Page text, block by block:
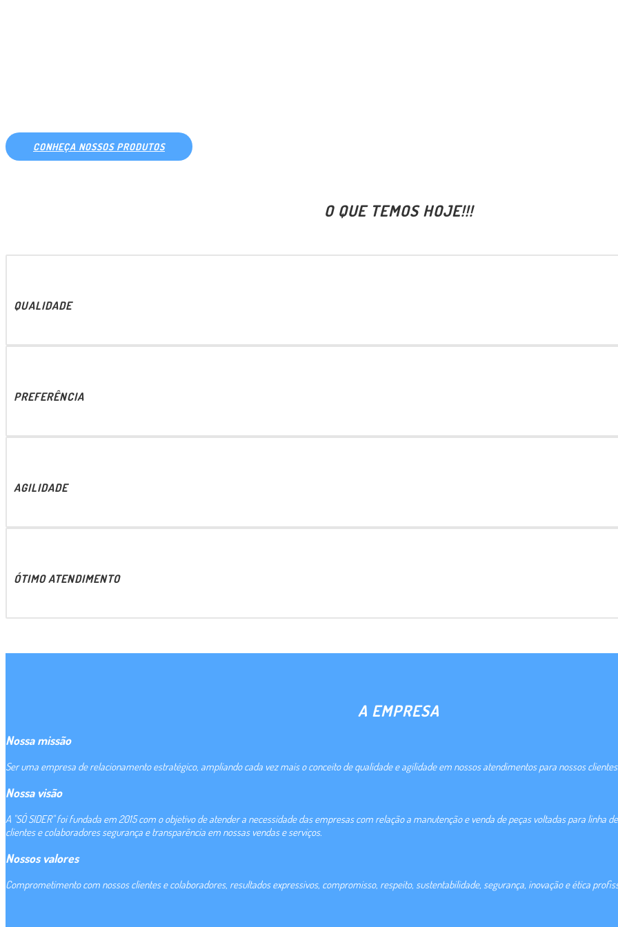
CONHEÇA NOSSOS PRODUTOS
O QUE TEMOS HOJE!!!
QUALIDADE
PREFERÊNCIA
AGILIDADE
ÓTIMO ATENDIMENTO
A EMPRESA
Nossa missão
Ser uma empresa de relacionamento estratégico, ampliando cada vez mais o conceito de qualidade e agilidade em nossos atendimentos para nossos
Nossa visão
A "SÓ SIDER" foi fundada em 2015 com o objetivo de atender a necessidade das empresas com relação a manutenção e venda de peças voltadas para linha
clientes e colaboradores segurança e transparência em nossas vendas e serviços.
Nossos valores
Comprometimento com nossos clientes e colaboradores, resultados expressivos, compromisso, respeito, sustentabilidade, segurança, inovação e ética